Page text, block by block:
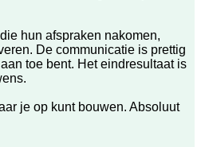
hun afspraken nakomen,
De communicatie is prettig
toe bent. Het eindresultaat is
je op kunt bouwen. Absoluut